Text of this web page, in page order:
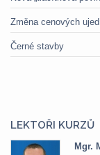
Změna cenových
Černé stavby
LEKTOŘI KURZŮ
Mgr.